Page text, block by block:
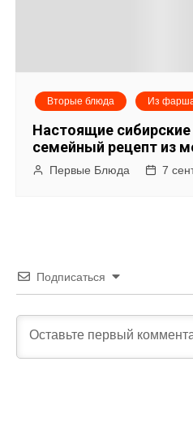
Вторые блюда Из
Настоящие
семейный рецепт из
Первые Блюда 7
Подписаться